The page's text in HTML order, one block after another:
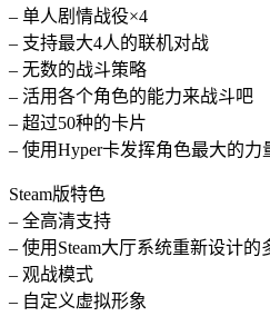
– 单人剧情战役×4
– 支持最大4人的联机对战
– 无数的战斗策略
– 活用各个角色的能力来战斗吧
– 超过50种的卡片
– 使用Hyper卡发挥角色最大的力
Steam版特色
– 全高清支持
– 使用Steam大厅系统重新设计的
– 观战模式
– 自定义虚拟形象